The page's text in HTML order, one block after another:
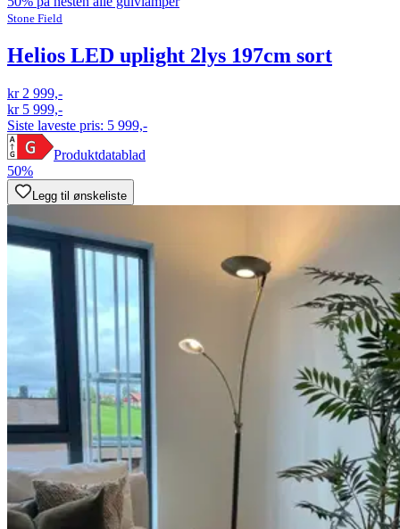
Stone Field
Helios LED uplight 2lys 197cm sort
kr 2 999,-
kr 5 999,-
Siste laveste pris: 5 999,-
Produktdatablad
50%
Legg til ønskeliste